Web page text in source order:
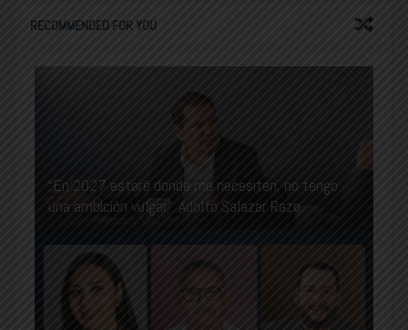
RECOMMENDED FOR YOU
“En 2027 estaré donde me necesiten, no tengo
una ambición vulgar”: Adolfo Salazar Razo